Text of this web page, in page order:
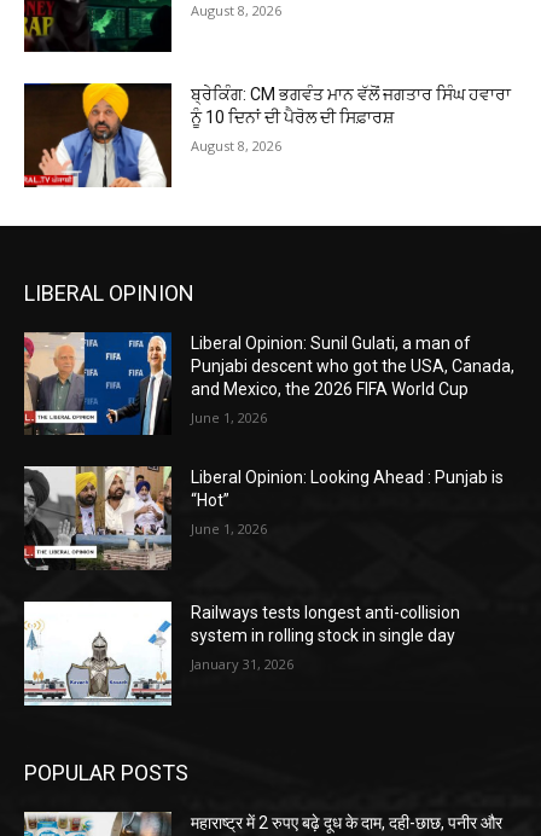
August 8, 2026
ਬ੍ਰੇਕਿੰਗ: CM ਭਗਵੰਤ ਮਾਨ ਵੱਲੋਂ ਜਗਤਾਰ ਸਿੰਘ ਹਵਾਰਾ
ਨੂੰ 10 ਦਿਨਾਂ ਦੀ ਪੈਰੋਲ ਦੀ ਸਿਫ਼ਾਰਸ਼
August 8, 2026
LIBERAL OPINION
Liberal Opinion: Sunil Gulati, a man of
Punjabi descent who got the USA, Canada,
and Mexico, the 2026 FIFA World Cup
June 1, 2026
Liberal Opinion: Looking Ahead : Punjab is
“Hot”
June 1, 2026
Railways tests longest anti-collision
system in rolling stock in single day
January 31, 2026
POPULAR POSTS
महाराष्ट्र में 2 रुपए बढ़े दूध के दाम, दही-छाछ, पनीर और